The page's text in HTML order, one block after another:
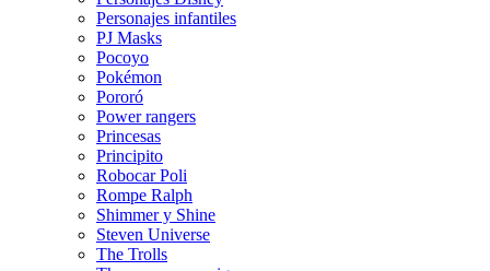
Personajes infantiles
PJ Masks
Pocoyo
Pokémon
Pororó
Power rangers
Princesas
Principito
Robocar Poli
Rompe Ralph
Shimmer y Shine
Steven Universe
The Trolls